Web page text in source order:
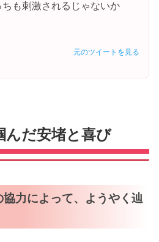
も刺激されるじゃないか
元のツイートを見る
んだ安堵と喜び
力によって、ようやく辿